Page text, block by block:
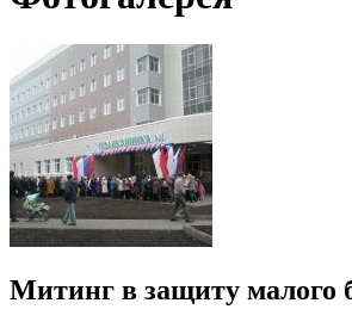
Митинг в защиту малого